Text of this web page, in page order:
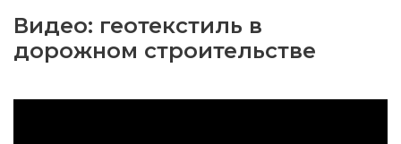
Видео: геотекстиль в
дорожном строительстве